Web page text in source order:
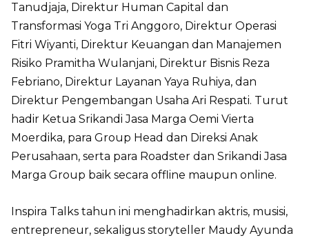
Tanudjaja, Direktur Human Capital dan
Transformasi Yoga Tri Anggoro, Direktur Operasi
Fitri Wiyanti, Direktur Keuangan dan Manajemen
Risiko Pramitha Wulanjani, Direktur Bisnis Reza
Febriano, Direktur Layanan Yaya Ruhiya, dan
Direktur Pengembangan Usaha Ari Respati. Turut
hadir Ketua Srikandi Jasa Marga Oemi Vierta
Moerdika, para Group Head dan Direksi Anak
Perusahaan, serta para Roadster dan Srikandi Jasa
Marga Group baik secara offline maupun online.
Inspira Talks tahun ini menghadirkan aktris, musisi,
entrepreneur, sekaligus storyteller Maudy Ayunda